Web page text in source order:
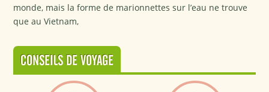
monde, mais la forme de marionnettes sur l’eau ne trouve
que au Vietnam,
CONSEILS DE VOYAGE